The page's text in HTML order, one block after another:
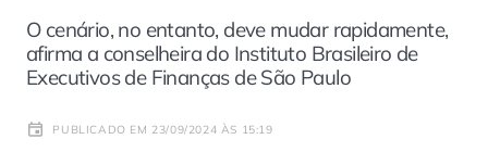
O cenário, no entanto, deve mudar rapidamente,
afirma a conselheira do Instituto Brasileiro de
Executivos de Finanças de São Paulo
PUBLICADO EM 23/09/2024 ÀS 15:19